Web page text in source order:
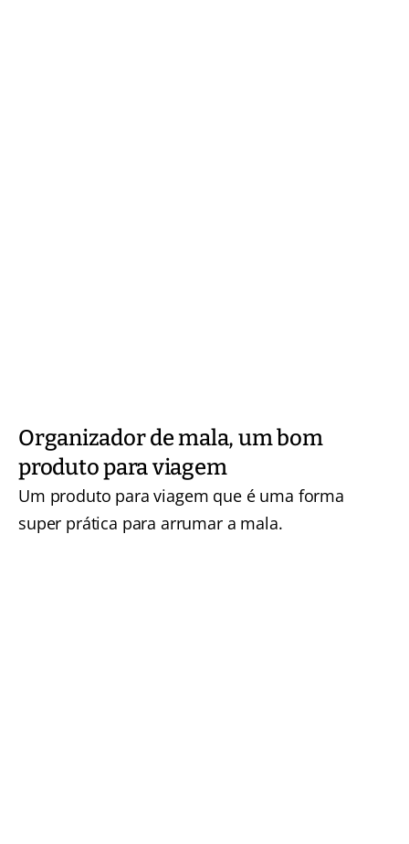
Organizador de mala, um bom
produto para viagem
Um produto para viagem que é uma forma
super prática para arrumar a mala.